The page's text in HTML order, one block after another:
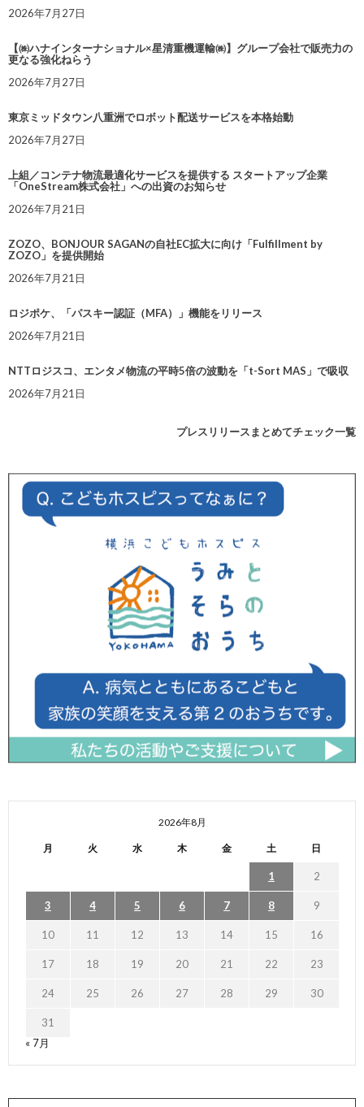
2026年7月27日
【㈱ハナインターナショナル×星清重機運輸㈱】グループ会社で販売力の
更なる強化ねらう
2026年7月27日
東京ミッドタウン八重洲でロボット配送サービスを本格始動
2026年7月27日
上組／コンテナ物流最適化サービスを提供する スタートアップ企業
「OneStream株式会社」への出資のお知らせ
2026年7月21日
ZOZO、BONJOUR SAGANの自社EC拡大に向け「Fulfillment by
ZOZO」を提供開始
2026年7月21日
ロジポケ、「パスキー認証（MFA）」機能をリリース
2026年7月21日
NTTロジスコ、エンタメ物流の平時5倍の波動を「t-Sort MAS」で吸収
2026年7月21日
プレスリリースまとめてチェック一覧
2026年8月
月 火 水 木 金 土 日
1 2
3 4 5 6 7 8 9
10 11 12 13 14 15 16
17 18 19 20 21 22 23
24 25 26 27 28 29 30
31
« 7月